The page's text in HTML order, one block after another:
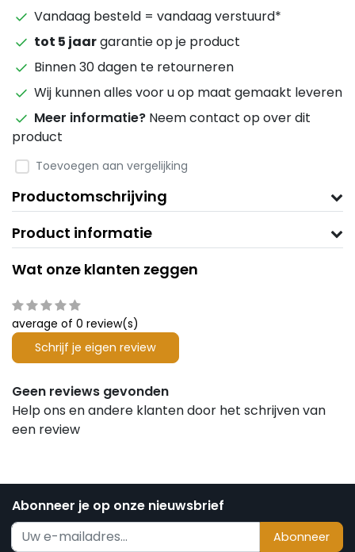
Vandaag besteld = vandaag verstuurd*
tot 5 jaargarantie op je product
Binnen 30 dagen te retourneren
Wij kunnen alles voor u op maat gemaakt leveren
Meer informatie? Neem contact op over dit
product
Toevoegen aan vergelijking
Productomschrijving
Product informatie
Wat onze klanten zeggen
average of 0 review(s)
Schrijf je eigen review
Geen reviews gevonden
Help ons en andere klanten door het schrijven van
een review
Abonneer je op onze nieuwsbrief
Abonneer